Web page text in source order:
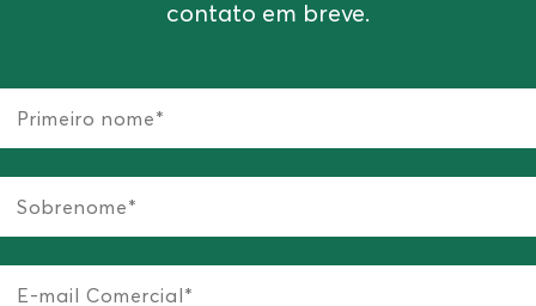
contato em breve.